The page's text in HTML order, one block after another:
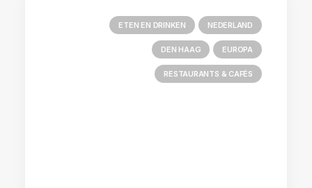
ETEN EN DRINKEN NEDERLAND
DEN HAAG EUROPA
RESTAURANTS & CAFÉS